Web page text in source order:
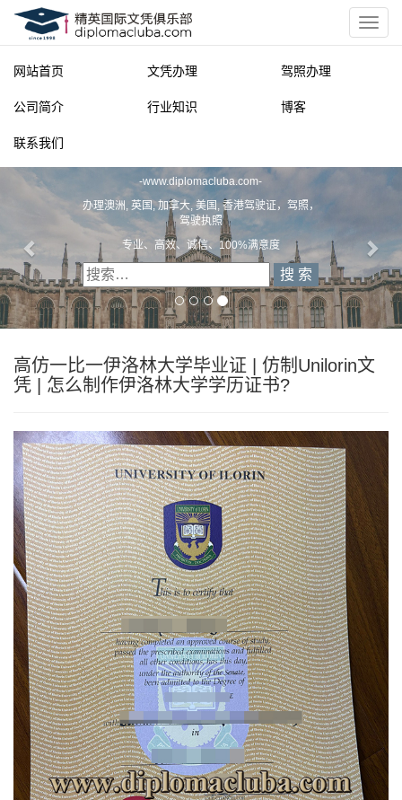
网站首页 文凭办理 驾照办理
公司简介 行业知识 博客
联系我们
-www.diplomacluba.com-
办理澳洲, 英国, 加拿大, 美国, 香港驾驶证，驾照，
驾驶执照
专业、高效、诚信、100%满意度
高仿一比一伊洛林大学毕业证 | 仿制Unilorin文
凭 | 怎么制作伊洛林大学学历证书?